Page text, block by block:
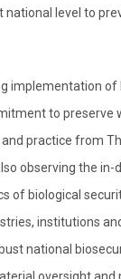
level to
implementation of
to preserve
practice from
observing the
of biological
institutions
national